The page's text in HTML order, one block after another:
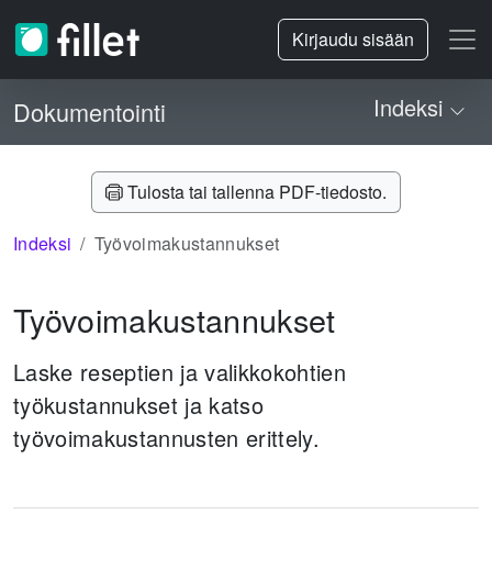
Kirjaudu sisään
Dokumentointi Indeksi
Tulosta tai tallenna PDF-tiedosto.
Indeksi Työvoimakustannukset
Työvoimakustannukset
Laske reseptien ja valikkokohtien
työkustannukset ja katso
työvoimakustannusten erittely.